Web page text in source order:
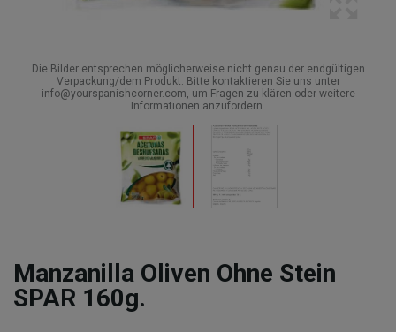
Die Bilder entsprechen möglicherweise nicht genau der endgültigen
Verpackung/dem Produkt. Bitte kontaktieren Sie uns unter
info@yourspanishcorner.com, um Fragen zu klären oder weitere
Informationen anzufordern.
Manzanilla Oliven Ohne Stein
SPAR 160g.